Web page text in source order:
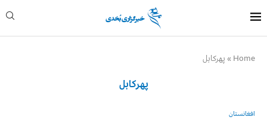
Home
» پهرکابل
پهرکابل
افغانستان